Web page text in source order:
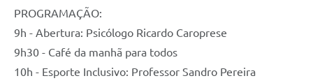
PROGRAMAÇÃO:
9h - Abertura: Psicólogo Ricardo Caroprese
9h30 - Café da manhã para todos
10h - Esporte Inclusivo: Professor Sandro Pereira